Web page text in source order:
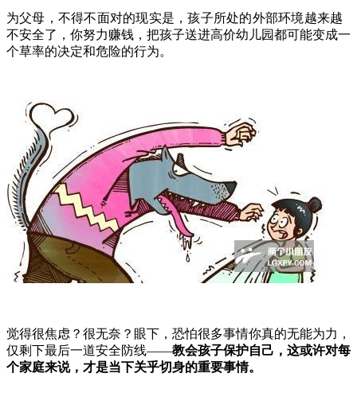
为父母，不得不面对的现实是，孩子所处的外部环境越来越
不安全了，你努力赚钱，把孩子送进高价幼儿园都可能变成一
个草率的决定和危险的行为。
觉得很焦虑？很无奈？眼下，恐怕很多事情你真的无能为力，
仅剩下最后一道安全防线——教会孩子保护自己，这或许对每
个家庭来说，才是当下关乎切身的重要事情。